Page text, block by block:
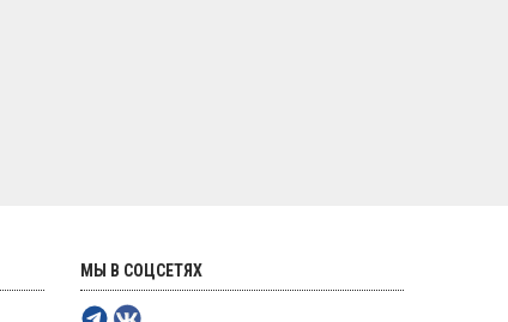
МЫ В СОЦСЕТЯХ